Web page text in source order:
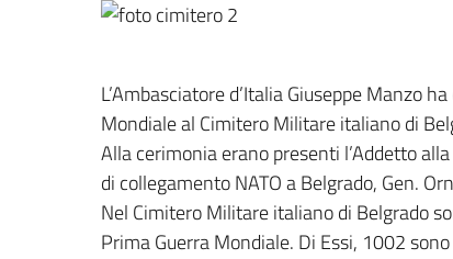
L’Ambasciatore d’Italia Giuseppe Manzo
Mondiale al Cimitero Militare italiano di
Alla cerimonia erano presenti l’Addetto
di collegamento NATO a Belgrado, Gen.
Nel Cimitero Militare italiano di Belgrado
Prima Guerra Mondiale. Di Essi, 1002